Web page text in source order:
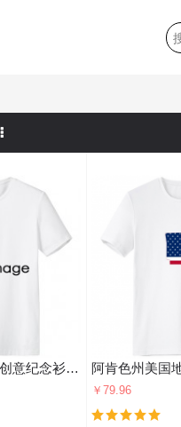
男女白色短袖T恤创意纪念衫个性T恤衫礼物
￥79.96